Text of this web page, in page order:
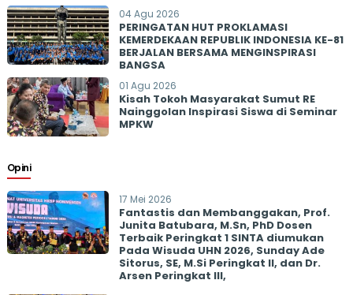
04 Agu 2026
PERINGATAN HUT PROKLAMASI
KEMERDEKAAN REPUBLIK INDONESIA KE-81
BERJALAN BERSAMA MENGINSPIRASI
BANGSA
01 Agu 2026
Kisah Tokoh Masyarakat Sumut RE
Nainggolan Inspirasi Siswa di Seminar
MPKW
Opini
17 Mei 2026
Fantastis dan Membanggakan, Prof.
Junita Batubara, M.Sn, PhD Dosen
Terbaik Peringkat 1 SINTA diumukan
Pada Wisuda UHN 2026, Sunday Ade
Sitorus, SE, M.Si Peringkat II, dan Dr.
Arsen Peringkat III,